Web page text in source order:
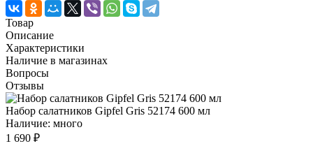
Товар
Описание
Характеристики
Наличие в магазинах
Вопросы
Отзывы
Набор салатников Gipfel Gris 52174 600 мл
Наличие: много
1 690 ₽